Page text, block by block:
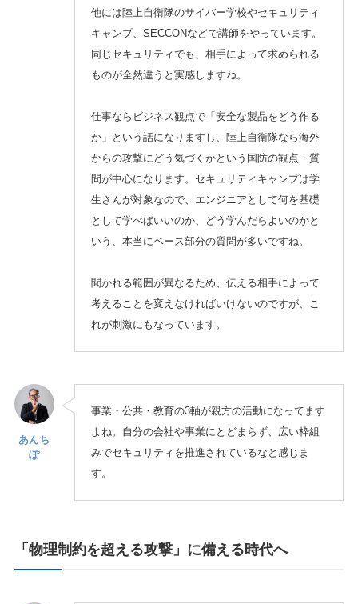
他には陸上自衛隊のサイバー学校やセキュリティ
キャンプ、SECCONなどで講師をやっています。
同じセキュリティでも、相手によって求められる
ものが全然違うと実感しますね。
仕事ならビジネス観点で「安全な製品をどう作る
か」という話になりますし、陸上自衛隊なら海外
からの攻撃にどう気づくかという国防の観点・質
問が中心になります。セキュリティキャンプは学
生さんが対象なので、エンジニアとして何を基礎
として学べばいいのか、どう学んだらよいのかと
いう、本当にベース部分の質問が多いですね。
聞かれる範囲が異なるため、伝える相手によって
考えることを変えなければいけないのですが、こ
れが刺激にもなっています。
あんち
ぽ
事業・公共・教育の3軸が親方の活動になってます
よね。自分の会社や事業にとどまらず、広い枠組
みでセキュリティを推進されているなと感じま
す。
「物理制約を超える攻撃」に備える時代へ